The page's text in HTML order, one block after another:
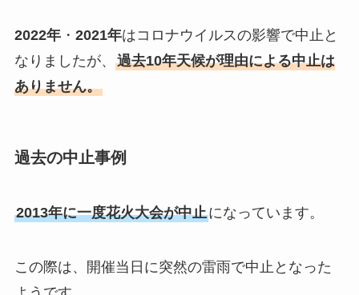
2022年・ 2021年はコロナウイルスの影響で中止と
なりましたが、 過去10年天候が理由による中止は
ありません。
過去の中止事例
2013年に一度花火大会が中止になっています。
この際は、開催当日に突然の雷雨で中止となった